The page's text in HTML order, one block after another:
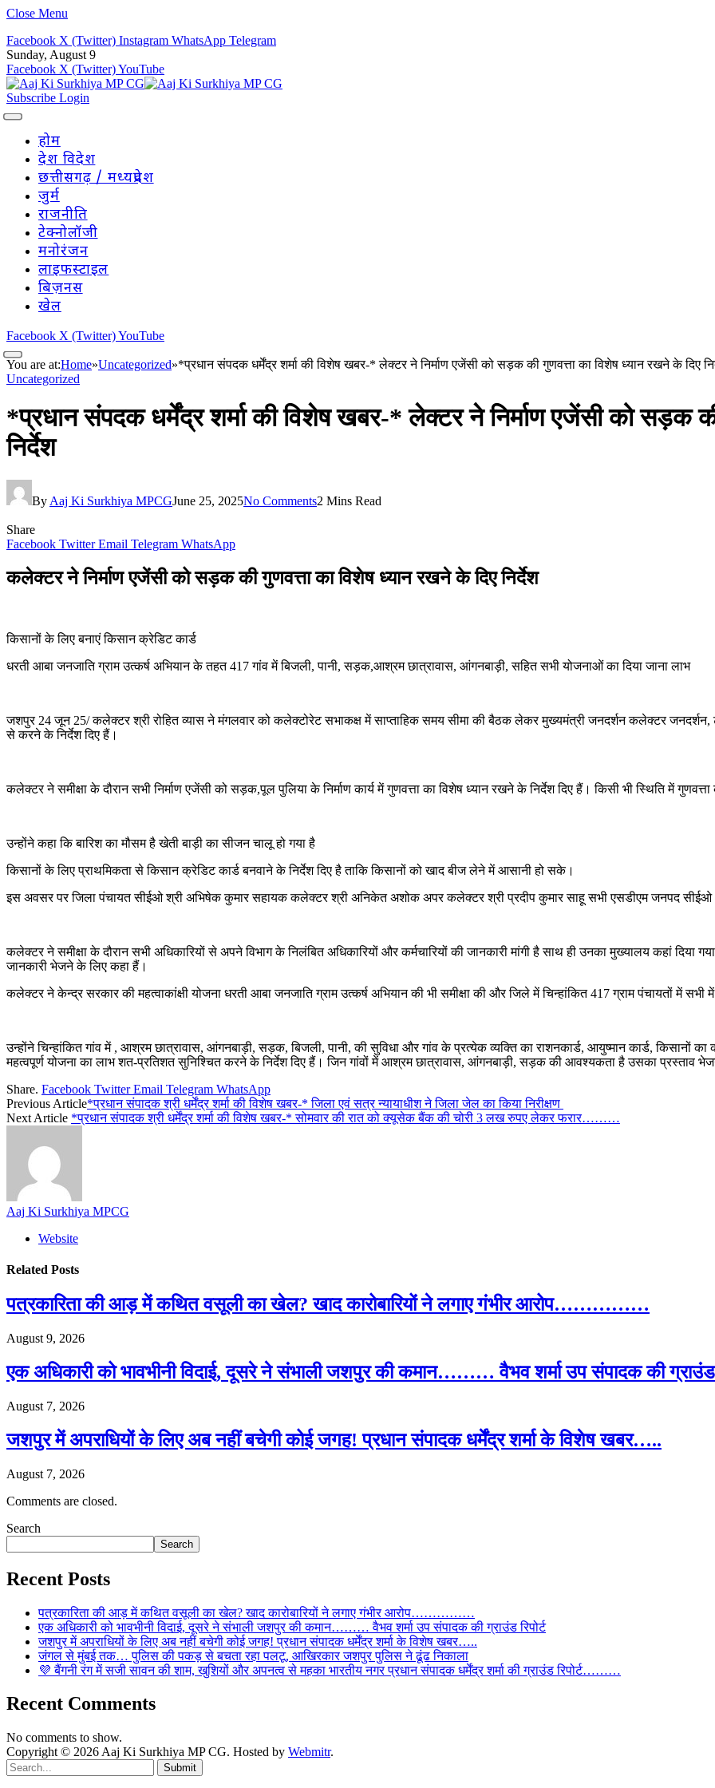
Close Menu
Facebook X (Twitter) Instagram WhatsApp Telegram
Sunday, August 9
Facebook X (Twitter)YouTube
Subscribe Login
होम
देश विदेश
छत्तीसगढ़ / मध्यप्रदेश
जुर्म
राजनीति
टेक्नोलॉजी
मनोरंजन
लाइफस्टाइल
बिज़नस
खेल
Facebook X (Twitter)YouTube
You are at:Home»Uncategorized»*प्रधान संपदक धर्मेंद्र शर्मा की विशेष खबर-* लेक्टर ने निर्माण एजेंसी को सड़क की गुणवत्ता का विशेष ध्यान रखने के दिए
Uncategorized
*प्रधान संपदक धर्मेंद्र शर्मा की विशेष खबर-* लेक्टर ने निर्माण एजेंसी को सड़क
निर्देश
By Aaj Ki Surkhiya MPCGJune 25, 2025No Comments2 Mins Read
Share
Facebook Twitter Email Telegram WhatsApp
कलेक्टर ने निर्माण एजेंसी को सड़क की गुणवत्ता का विशेष ध्यान रखने के दिए निर्देश
किसानों के लिए बनाएं किसान क्रेडिट कार्ड
धरती आबा जनजाति ग्राम उत्कर्ष अभियान के तहत 417 गांव में बिजली, पानी, सड़क,आश्रम छात्रावास, आंगनबाड़ी, सहित सभी योजनाओं का दिया जाना लाभ
जशपुर 24 जून 25/ कलेक्टर श्री रोहित व्यास ने मंगलवार को कलेक्टोरेट सभाकक्ष में साप्ताहिक समय सीमा की बैठक लेकर मुख्यमंत्री जनदर्शन कलेक्टर
से करने के निर्देश दिए हैं।
कलेक्टर ने समीक्षा के दौरान सभी निर्माण एजेंसी को सड़क,पूल पुलिया के निर्माण कार्य में गुणवत्ता का विशेष ध्यान रखने के निर्देश दिए हैं। किसी भी स्थिति में
उन्होंने कहा कि बारिश का मौसम है खेती बाड़ी का सीजन चालू हो गया है
किसानों के लिए प्राथमिकता से किसान क्रेडिट कार्ड बनवाने के निर्देश दिए है ताकि किसानों को खाद बीज लेने में आसानी हो सके।
इस अवसर पर जिला पंचायत सीईओ श्री अभिषेक कुमार सहायक कलेक्टर श्री अनिकेत अशोक अपर कलेक्टर श्री प्रदीप कुमार साहू सभी एसडीएम जनपद सीईओ
कलेक्टर ने समीक्षा के दौरान सभी अधिकारियों से अपने विभाग के निलंबित अधिकारियों और कर्मचारियों की जानकारी मांगी है साथ ही उनका मुख्यालय कहां दिया
जानकारी भेजने के लिए कहा हैं।
कलेक्टर ने केन्द्र सरकार की महत्वाकांक्षी योजना धरती आबा जनजाति ग्राम उत्कर्ष अभियान की भी समीक्षा की और जिले में चिन्हांकित 417 ग्राम पंचायतों में
उन्होंने चिन्हांकित गांव में , आश्रम छात्रावास, आंगनबाड़ी, सड़क, बिजली, पानी, की सुविधा और गांव के प्रत्येक व्यक्ति का राशनकार्ड, आयुष्मान कार्ड, किसानों
महत्वपूर्ण योजना का लाभ शत-प्रतिशत सुनिश्चित करने के निर्देश दिए हैं। जिन गांवों में आश्रम छात्रावास, आंगनबाड़ी, सड़क की आवश्यकता है उसका प्रस्ताव
Share. Facebook Twitter Email Telegram WhatsApp
Previous Article*प्रधान संपादक श्री धर्मेंद्र शर्मा की विशेष खबर-* जिला एवं सत्र न्यायाधीश ने जिला जेल का किया निरीक्षण
Next Article *प्रधान संपादक श्री धर्मेंद्र शर्मा की विशेष खबर-* सोमवार की रात को क्यूसेक बैंक की चोरी 3 लख रुपए लेकर फरार………
Aaj Ki Surkhiya MPCG
Website
Related Posts
पत्रकारिता की आड़ में कथित वसूली का खेल? खाद कारोबारियों ने लगाए गंभीर आरोप……………
August 9, 2026
एक अधिकारी को भावभीनी विदाई, दूसरे ने संभाली जशपुर की कमान……… वैभव शर्मा उप संपादक की ग्राउंड
August 7, 2026
जशपुर में अपराधियों के लिए अब नहीं बचेगी कोई जगह! प्रधान संपादक धर्मेंद्र शर्मा के विशेष खबर…..
August 7, 2026
Comments are closed.
Search
Search
Recent Posts
पत्रकारिता की आड़ में कथित वसूली का खेल? खाद कारोबारियों ने लगाए गंभीर आरोप……………
एक अधिकारी को भावभीनी विदाई, दूसरे ने संभाली जशपुर की कमान……… वैभव शर्मा उप संपादक की ग्राउंड रिपोर्ट
जशपुर में अपराधियों के लिए अब नहीं बचेगी कोई जगह! प्रधान संपादक धर्मेंद्र शर्मा के विशेष खबर…..
जंगल से मुंबई तक… पुलिस की पकड़ से बचता रहा पलटू, आखिरकार जशपुर पुलिस ने ढूंढ निकाला
💜 बैंगनी रंग में सजी सावन की शाम, खुशियों और अपनत्व से महका भारतीय नगर प्रधान संपादक धर्मेंद्र शर्मा की ग्राउंड रिपोर्ट………
Recent Comments
No comments to show.
Copyright © 2026 Aaj Ki Surkhiya MP CG. Hosted by Webmitr.
Submit